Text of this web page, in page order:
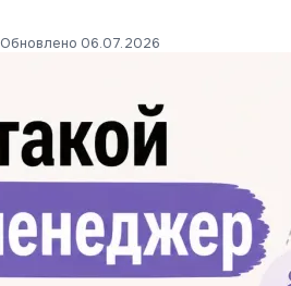
Обновлено 06.07.2026